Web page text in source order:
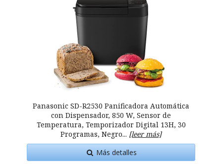
Panasonic SD-R2530 Panificadora Automática
con Dispensador, 850 W, Sensor de
Temperatura, Temporizador Digital 13H, 30
Programas, Negro... [leer más]
Más detalles